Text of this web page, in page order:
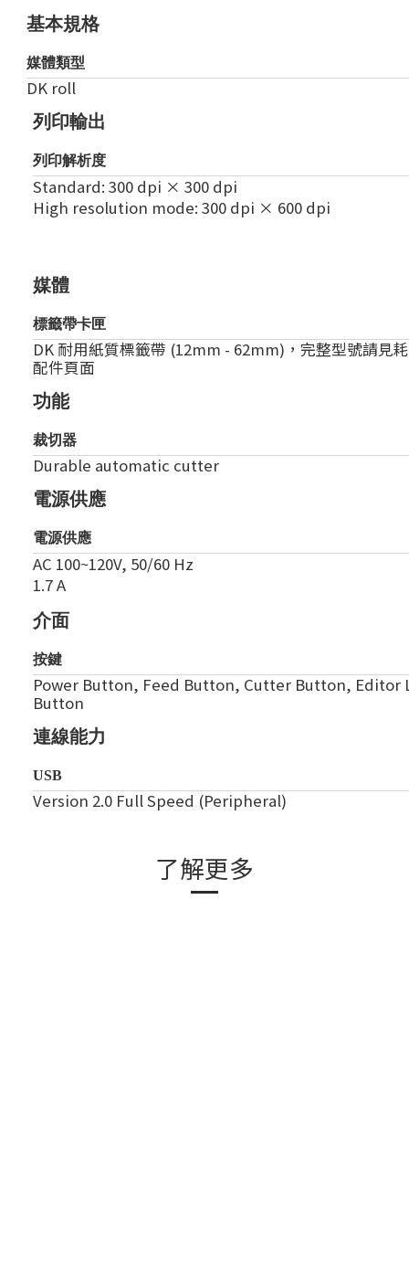
基本規格
媒體類型
DK roll
列印輸出
列印解析度
Standard: 300 dpi × 300 dpi
High resolution mode: 300 dpi × 600 dpi
媒體
標籤帶卡匣
DK 耐用紙質標籤帶 (12mm - 62mm)，完整型號請見
配件頁面
功能
裁切器
Durable automatic cutter
電源供應
電源供應
AC 100~120V, 50/60 Hz
1.7 A
介面
按鍵
Power Button, Feed Button, Cutter Button, Editor
Button
連線能力
USB
Version 2.0 Full Speed (Peripheral)
了解更多